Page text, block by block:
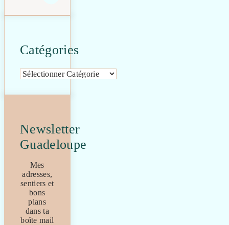
Catégories
Catégories
Newsletter
Guadeloupe
Mes
adresses,
sentiers et
bons
plans
dans ta
boîte mail